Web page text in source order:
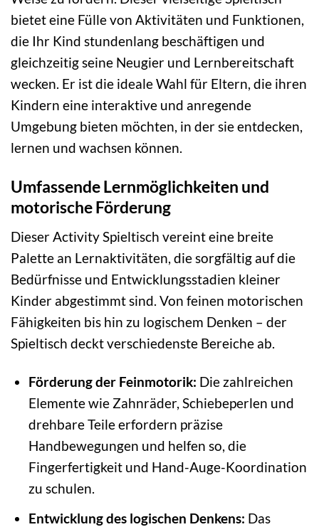
bietet eine Fülle von Aktivitäten und Funktionen,
die Ihr Kind stundenlang beschäftigen und
gleichzeitig seine Neugier und Lernbereitschaft
wecken. Er ist die ideale Wahl für Eltern, die ihren
Kindern eine interaktive und anregende
Umgebung bieten möchten, in der sie entdecken,
lernen und wachsen können.
Umfassende Lernmöglichkeiten und
motorische Förderung
Dieser Activity Spieltisch vereint eine breite
Palette an Lernaktivitäten, die sorgfältig auf die
Bedürfnisse und Entwicklungsstadien kleiner
Kinder abgestimmt sind. Von feinen motorischen
Fähigkeiten bis hin zu logischem Denken – der
Spieltisch deckt verschiedenste Bereiche ab.
Förderung der Feinmotorik: Die zahlreichen
Elemente wie Zahnräder, Schiebeperlen und
drehbare Teile erfordern präzise
Handbewegungen und helfen so, die
Fingerfertigkeit und Hand-Auge-Koordination
zu schulen.
Entwicklung des logischen Denkens: Das